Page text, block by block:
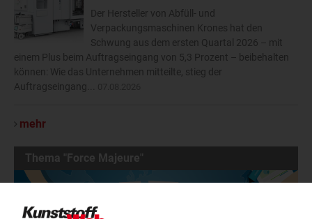
Der Hersteller von Abfüll- und
Verpackungsmaschinen Krones hat den
Schwung aus dem ersten Quartal 2026 – mit
einem Plus beim Auftragseingang von 5,3 Prozent – beibehalten
können: Wie das Unternehmen mitteilte, stieg der
Auftragseingang...
mehr
Thema "Force Majeure"